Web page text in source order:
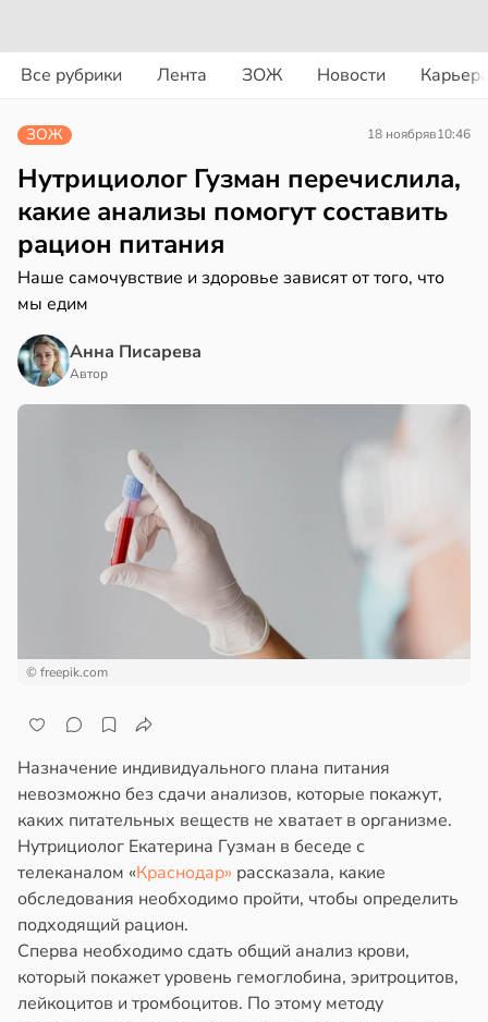
Все рубрики Лента ЗОЖ Новости
в19:49
в21:42
ЗОЖ 18 ноябряв10:46
Нутрициолог Гузман перечислила,
какие анализы помогут составить
рацион питания
Наше самочувствие и здоровье зависят от того, что
мы едим
Анна Писарева
Автор
© freepik.com
Назначение индивидуального плана питания
невозможно без сдачи анализов, которые покажут,
каких питательных веществ не хватает в организме.
Нутрициолог Екатерина Гузман в беседе с
телеканалом «Краснодар» рассказала, какие
обследования необходимо пройти, чтобы определить
подходящий рацион.
Сперва необходимо сдать общий анализ крови,
который покажет уровень гемоглобина, эритроцитов,
лейкоцитов и тромбоцитов. По этому методу
в 19:27
в 16:23
17:40